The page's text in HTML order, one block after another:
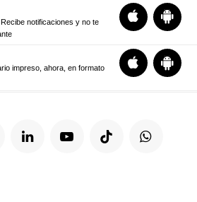
notificaciones y no te
impreso, ahora, en formato